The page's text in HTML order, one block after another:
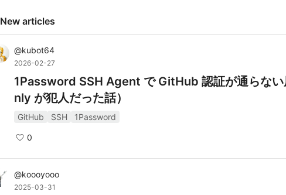
New articles
@kubot64
2026-02-27
1Password SSH Agent で GitHub 認証が通らな
nly が犯人だった話）
GitHub SSH 1Password
0
@koooyooo
2025-03-31